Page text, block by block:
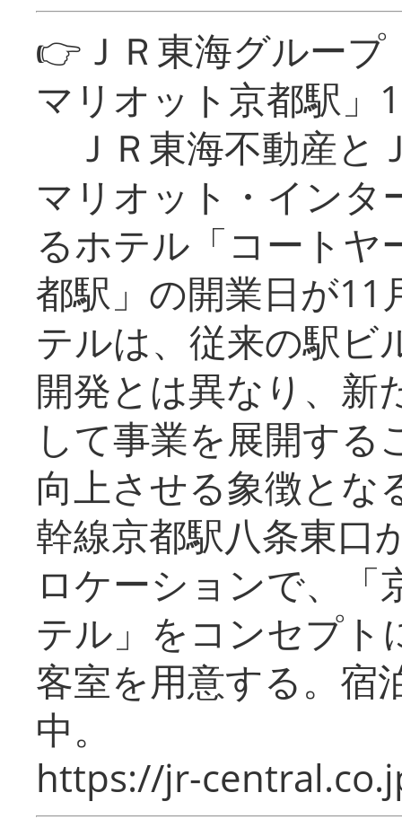
👉ＪＲ東海グルー
マリオット京都駅」
ＪＲ東海不動産と
マリオット・インタ
るホテル「コートヤ
都駅」の開業日が11
テルは、従来の駅ビ
開発とは異なり、新
して事業を展開する
向上させる象徴とな
幹線京都駅八条東口
ロケーションで、「
テル」をコンセプト
客室を用意する。宿
中。
https://jr-